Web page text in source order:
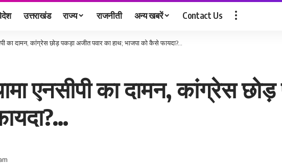
उत्तराखंड राज्य राजनीती अन्य खबरें Contact Us
का दामन, कांग्रेस छोड़ पकड़ा अजीत पवार का हाथ; भाजपा को कैसे फायदा?…
थामा एनसीपी का दामन, कांग्रेस